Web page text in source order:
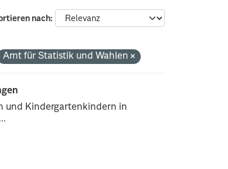
nach
Amt für Statistik und Wahlen
und Kindergartenkindern in